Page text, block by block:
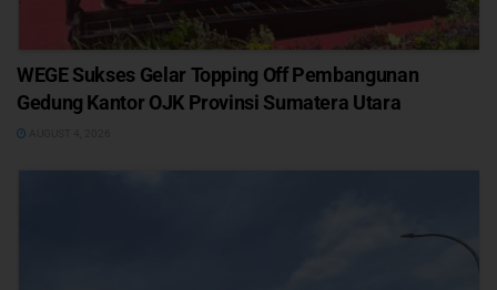
WEGE Sukses Gelar Topping Off Pembangunan
Gedung Kantor OJK Provinsi Sumatera Utara